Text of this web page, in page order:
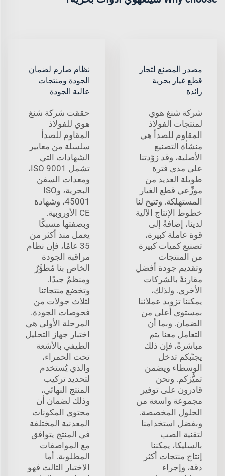
مصدر المصنع لتجار
قطع غيار بحرية
رائدة
شركة شنغ هوي
لمنتجات الفولاذ
المقاوم للصدأ هي
منشأة التصنيع
الأصلية، وقد زوّدتنا
على مدى فترة
طويلة العديد من
موزِّعي قطع الغيار
المستهلكة. وتتيح لنا
خطوط الإنتاج الآلية
لدينا، إضافةً إلى
قوة عاملة كبيرة،
تصنيع كميات كبيرة
من المنتجات
وتقديم جودة أفضل
مقارنةً بالشركات
الأخرى. ولذلك،
يمكننا تزويد عملائنا
بمستوى أعلى من
الضمان. وبما أن
التعامل معنا يتم
مباشرةً، فإن ذلك
يجنّبكم تدخل
الوسطاء ويضمن
تميُّزكم. ونحن
قادرون على توفير
مجموعة واسعة من
الحلول المخصصة.
وبفضل استخدامنا
لتقنية الصب
بالسليكا، يمكننا
إنتاج منتجات أكثر
دقة، وإجراء
نظام صارم لضمان
الجودة ومنتجات
عالية الجودة
حققت شركة شنغ
هوي للفولاذ
المقاوم للصدأ
سلسلة من معايير
الشهادات التي
تشمل ISO 9001،
ومعدات السفن
البحرية، وISO
45001، وشهادة
CE الأوروبية.
وبصفتها مسبكًا
يعمل منذ أكثر من
35 عامًا، فإن نظام
مراقبة الجودة
الخاص بنا مُطوَّرٌ
ومنظمٌ جيدًا.
وتخضع منتجاتنا
لثلاث جولات من
فحوصات الجودة.
المرحلة الأولى هي
اختبار جهاز التحليل
الطيفي بالأشعة
تحت الحمراء،
والذي يُستخدم
لتحديد تركيب
المنتج النهائي،
وذلك لضمان أن
محتوى المكونات
المعدنية المختلفة
في المنتج يتوافق
مع المواصفات
المطلوبة. أما
الاختبار الثالث فهو